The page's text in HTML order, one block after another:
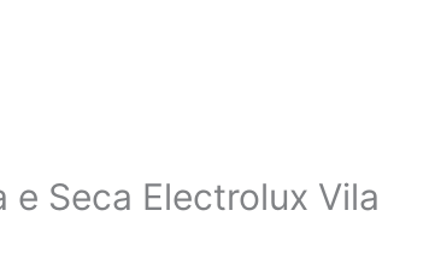
e Seca Electrolux Vila